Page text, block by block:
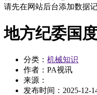
请先在网站后台添加数据记
地方纪委国
分类： 机械知识
作者：PA视讯
来源：
发布时间： 2025-12-